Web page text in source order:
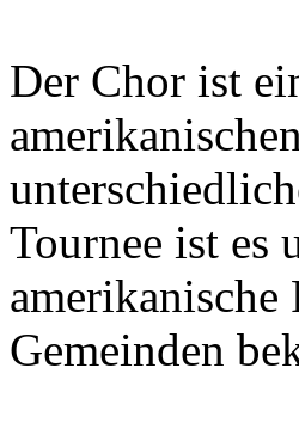
Der Chor ist
Tournee ist es
Gemeinden